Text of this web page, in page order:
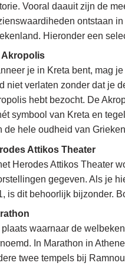
Vooral daauit zijn de
ontstaan in
Hieronder een
Akropolis
je in Kreta bent, mag
niet verlaten zonder dat je
hebt bezocht. De
symbool van Kreta en
de hele oudheid van
Attikos Theater
Herodes Attikos Theater
gegeven. Als je
is dit behoorlijk bijzonder.
plaats waarnaar de
In Marathon in
twee tempels bij